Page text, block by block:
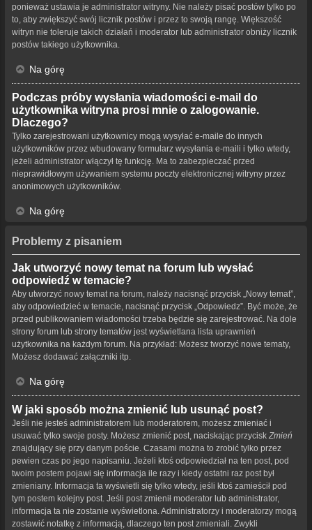
ponieważ ustawia je administrator witryny. Nie należy pisać postów tylko po
to, aby zwiększyć swój licznik postów i przez to swoją rangę. Większość
witryn nie toleruje takich działań i moderator lub administrator obniży licznik
postów takiego użytkownika.
Na górę
Podczas próby wysłania wiadomości e-mail do
użytkownika witryna prosi mnie o zalogowanie.
Dlaczego?
Tylko zarejestrowani użytkownicy mogą wysyłać e-maile do innych
użytkowników przez wbudowany formularz wysyłania e-maili i tylko wtedy,
jeżeli administrator włączył tę funkcję. Ma to zabezpieczać przed
nieprawidłowym używaniem systemu poczty elektronicznej witryny przez
anonimowych użytkowników.
Na górę
Problemy z pisaniem
Jak utworzyć nowy temat na forum lub wysłać
odpowiedź w temacie?
Aby utworzyć nowy temat na forum, należy nacisnąć przycisk „Nowy temat”,
aby odpowiedzieć w temacie, nacisnąć przycisk „Odpowiedz”. Być może, że
przed publikowaniem wiadomości trzeba będzie się zarejestrować. Na dole
strony forum lub strony tematów jest wyświetlana lista uprawnień
użytkownika na każdym forum. Na przykład: Możesz tworzyć nowe tematy,
Możesz dodawać załączniki itp.
Na górę
W jaki sposób można zmienić lub usunąć post?
Jeśli nie jesteś administratorem lub moderatorem, możesz zmieniać i
usuwać tylko swoje posty. Możesz zmienić post, naciskając przycisk Zmień
znajdujący się przy danym poście. Czasami można to zrobić tylko przez
pewien czas po jego napisaniu. Jeżeli ktoś odpowiedział na ten post, pod
twoim postem pojawi się informacja ile razy i kiedy ostatni raz post był
zmieniany. Informacja ta wyświetli się tylko wtedy, jeśli ktoś zamieścił pod
tym postem kolejny post. Jeśli post zmienił moderator lub administrator,
informacja ta nie zostanie wyświetlona. Administratorzy i moderatorzy mogą
zostawić notatkę z informacją, dlaczego ten post zmieniali. Zwykli